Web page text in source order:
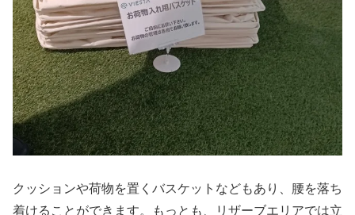
クッションや荷物を置くバスケットなどもあり、腰を落ち
着けることができます。もっとも、リザーブエリアでは立